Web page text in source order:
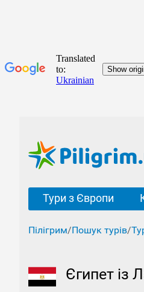
Тури з Європи
Пілігрим/Пошук турів/
Єгипет із